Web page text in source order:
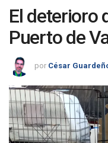
El deterioro
Puerto de
por César